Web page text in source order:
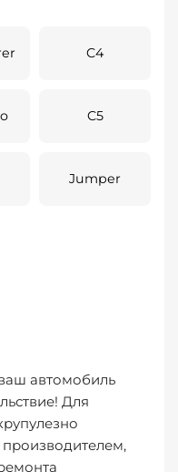
C4
C5
Jumper
автомобиль
Для